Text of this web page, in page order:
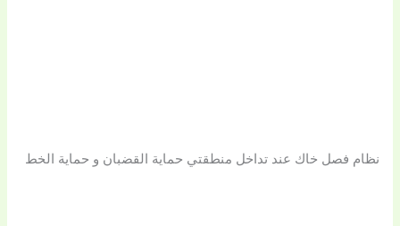
نظام فصل خاك عند تداخل منطقتي حماية القضبان و حماية الخط